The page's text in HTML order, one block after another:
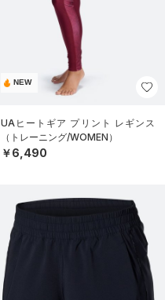
NEW
UAヒートギア プリント レギンス
（トレーニング/WOMEN）
￥6,490